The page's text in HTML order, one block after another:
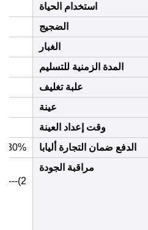
استخدام الحياة
الضجيج
الغبار
المدة الزمنية للتسليم
علبة تغليف
عينة
وقت إعداد العينة
الدفع ضمان التجارة أليابا
30% مقدم، 70% المتبقية قبل الشحن. سيتم تقديم صور المنتجات وصور التغليف قبل دفع الرصيد.
مراقبة الجودة
2)---التحقق من المادة والتحقق من القالب قبل الإنتاج الضخم